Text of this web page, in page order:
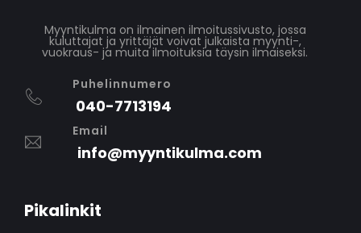
Myyntikulma on ilmainen ilmoitussivusto, jossa
kuluttajat ja yrittäjät voivat julkaista myynti-,
vuokraus- ja muita ilmoituksia täysin ilmaiseksi.
Puhelinnumero
040-7713194
Email
info@myyntikulma.com
Pikalinkit